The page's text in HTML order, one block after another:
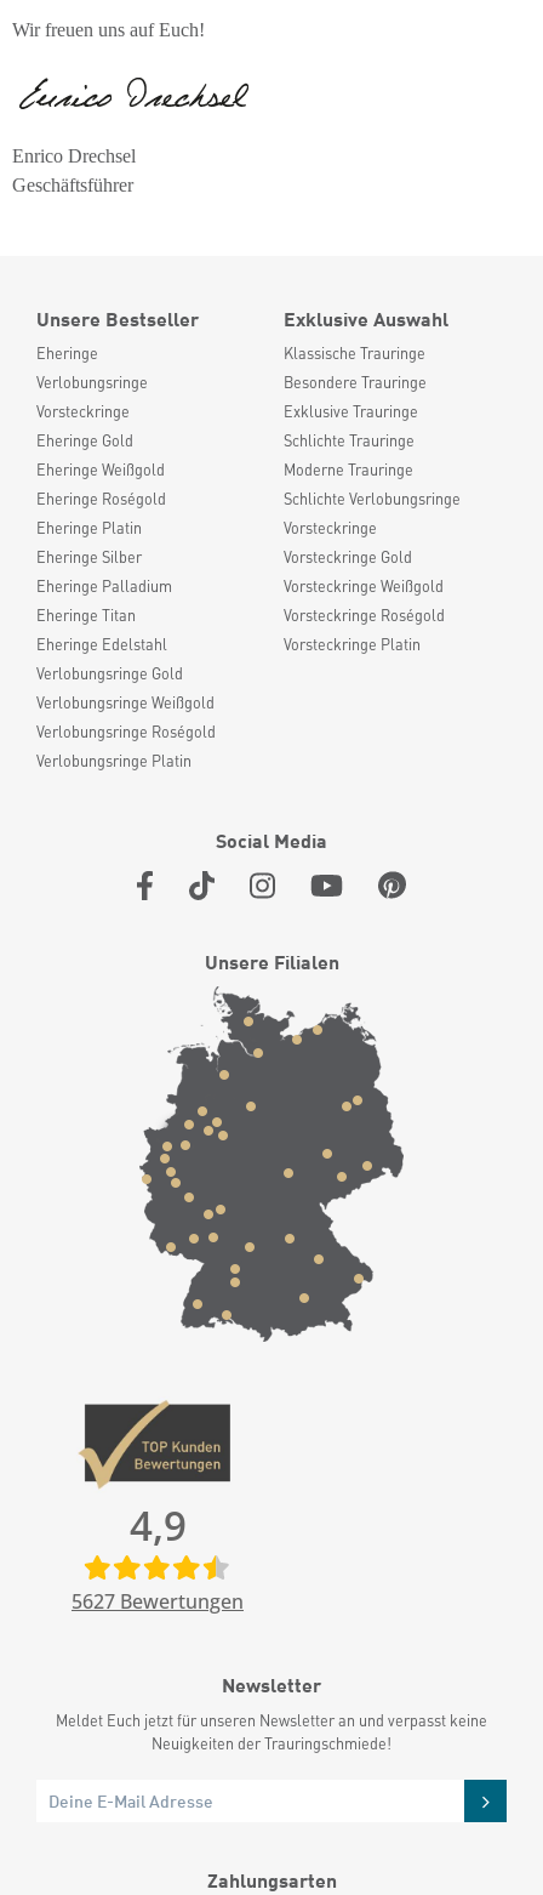
Wir freuen uns auf Euch!
Enrico Drechsel
Geschäftsführer
Unsere Bestseller
Eheringe
Verlobungsringe
Vorsteckringe
Eheringe Gold
Eheringe Weißgold
Eheringe Roségold
Eheringe Platin
Eheringe Silber
Eheringe Palladium
Eheringe Titan
Eheringe Edelstahl
Verlobungsringe Gold
Verlobungsringe Weißgold
Verlobungsringe Roségold
Verlobungsringe Platin
Exklusive Auswahl
Klassische Trauringe
Besondere Trauringe
Exklusive Trauringe
Schlichte Trauringe
Moderne Trauringe
Schlichte Verlobungsringe
Vorsteckringe
Vorsteckringe Gold
Vorsteckringe Weißgold
Vorsteckringe Roségold
Vorsteckringe Platin
Social Media
Unsere Filialen
4,9
5627 Bewertungen
Newsletter
Meldet Euch jetzt für unseren Newsletter an und verpasst keine
Neuigkeiten der Trauringschmiede!
Zahlungsarten